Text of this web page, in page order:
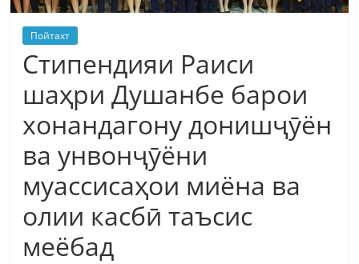
Пойтахт
Стипендияи Раиси
шаҳри Душанбе барои
хонандагону донишҷӯён
ва унвонҷӯёни
муассисаҳои миёна ва
олии касбӣ таъсис
меёбад